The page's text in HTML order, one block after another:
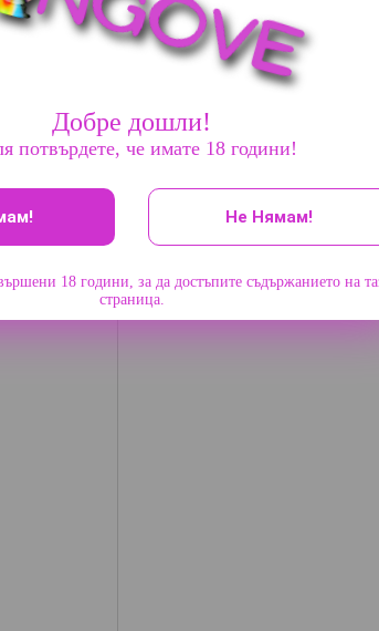
Добре дошли!
потвърдете, че имате 18 години!
Не Нямам!
18 години, за да достъпите съдържанието на
страница.